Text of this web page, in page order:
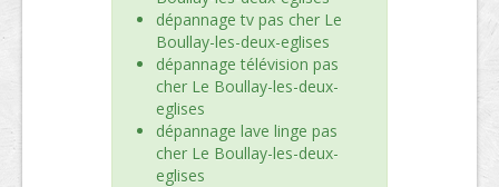
dépannage tv pas cher Le
Boullay-les-deux-eglises
dépannage télévision pas
cher Le Boullay-les-deux-
eglises
dépannage lave linge pas
cher Le Boullay-les-deux-
eglises